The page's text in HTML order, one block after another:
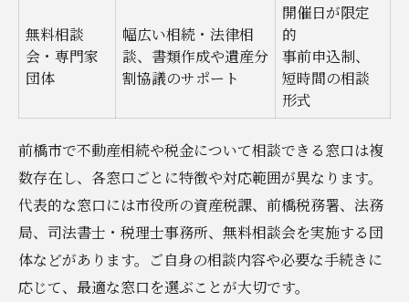
無料相談
会・専門家
団体
幅広い相続・法律相
談、書類作成や遺産分
割協議のサポート
開催日が限定
的
事前申込制、
短時間の相談
形式
前橋市で不動産相続や税金について相談できる窓口は複
数存在し、各窓口ごとに特徴や対応範囲が異なります。
代表的な窓口には市役所の資産税課、前橋税務署、法務
局、司法書士・税理士事務所、無料相談会を実施する団
体などがあります。ご自身の相談内容や必要な手続きに
応じて、最適な窓口を選ぶことが大切です。